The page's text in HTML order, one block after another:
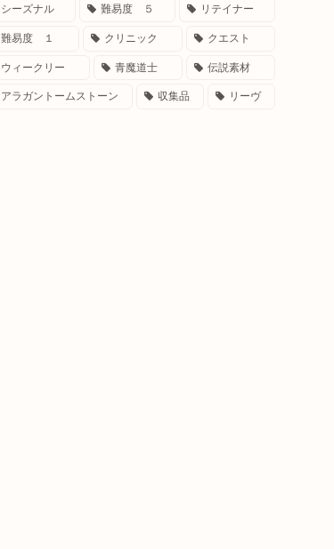
シーズナル 難易度 ５ リテイナー
難易度 １ クリニック クエスト
ウィークリー 青魔道士 伝説素材
アラガントームストーン 収集品 リーヴ